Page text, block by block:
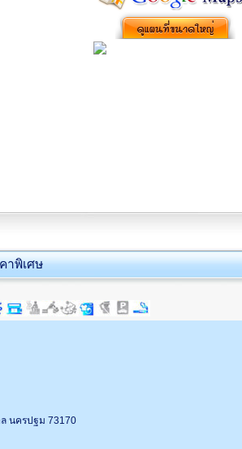
าพิเศษ
นครปฐม 73170